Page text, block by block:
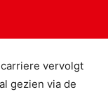
vervolgt
gezien via de